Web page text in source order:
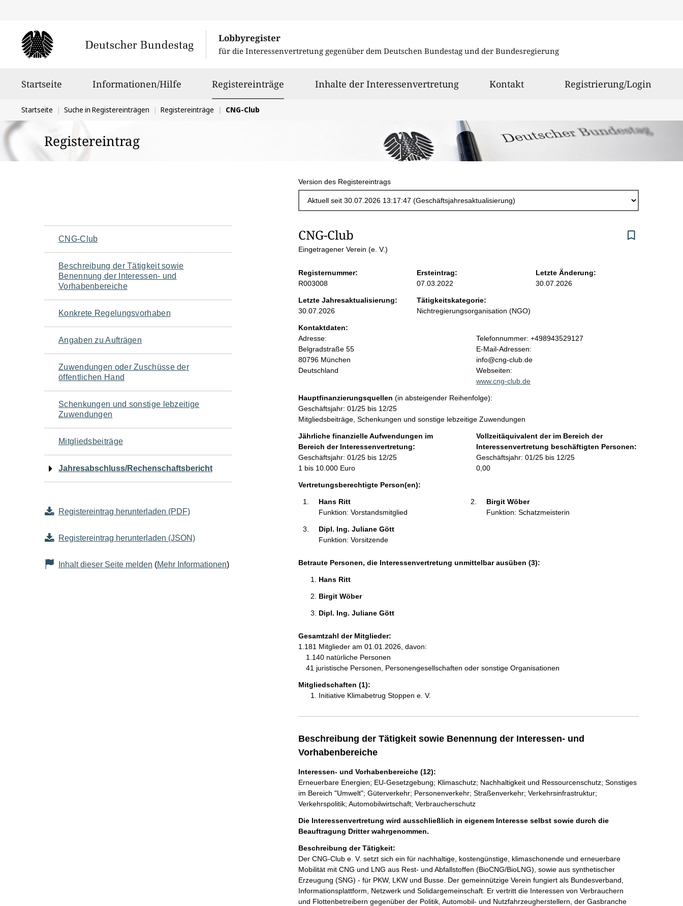
Lobbyregister
für die Interessenvertretung gegenüber dem Deutschen Bundestag und der Bundesregierung
Startseite Informationen/Hilfe Registereinträge ausgewähltInhalte der Interessenvertretung Kontakt Registrierung/Login
Sie
befinden
sich
hier:
Startseite Suche in Registereinträgen Registereinträge CNG-Club
Registereintrag
Version des Registereintrags
Navigation
für
den
Seiteninhalt
CNG-Club
Beschreibung der Tätigkeit sowie
Benennung der Interessen- und
Vorhabenbereiche
Konkrete Regelungsvorhaben
Angaben zu Aufträgen
Zuwendungen oder Zuschüsse der
öffentlichen Hand
Schenkungen und sonstige lebzeitige
Zuwendungen
Mitgliedsbeiträge
Jahresabschluss/Rechenschaftsbericht
Registereintrag herunterladen (PDF)
Registereintrag herunterladen (JSON)
Inhalt dieser Seite melden (Mehr Informationen)
S
i
t
e
n
i
n
h
a
l
CNG-Club
Eingetragener Verein (e. V.)
Registernummer:
R003008
Ersteintrag:
07.03.2022
Letzte Änderung:
30.07.2026
Letzte Jahresaktualisierung:
30.07.2026
Tätigkeitskategorie:
Nichtregierungsorganisation (NGO)
Kontaktdaten:
Adresse:
Belgradstraße 55
80796 München
Deutschland
K
o
n
t
a
t
n
f
o
r
m
Telefonnummer: +498943529127
E-Mail-Adressen:
info@cng-club.de
Webseiten:
www.cng-club.de
Hauptfinanzierungsquellen (in absteigender Reihenfolge):
Geschäftsjahr: 01/25 bis 12/25
Mitgliedsbeiträge, Schenkungen und sonstige lebzeitige Zuwendungen
Jährliche finanzielle Aufwendungen im
Bereich der Interessenvertretung:
Geschäftsjahr: 01/25 bis 12/25
1 bis 10.000 Euro
Vollzeitäquivalent der im Bereich der
Interessenvertretung beschäftigten Personen:
Geschäftsjahr: 01/25 bis 12/25
0,00
Vertretungsberechtigte Person(en):
Hans Ritt
Funktion: Vorstandsmitglied
Birgit Wöber
Funktion: Schatzmeisterin
Dipl. Ing. Juliane Gött
Funktion: Vorsitzende
Betraute Personen, die Interessenvertretung unmittelbar ausüben (3):
Hans Ritt
Birgit Wöber
Dipl. Ing. Juliane Gött
Gesamtzahl der Mitglieder:
1.181 Mitglieder am 01.01.2026, davon:
1.140 natürliche Personen
41 juristische Personen, Personengesellschaften oder sonstige Organisationen
Mitgliedschaften (1):
Initiative Klimabetrug Stoppen e. V.
Beschreibung der Tätigkeit sowie Benennung der Interessen- und
Vorhabenbereiche
Interessen- und Vorhabenbereiche (12):
Erneuerbare Energien; EU-Gesetzgebung; Klimaschutz; Nachhaltigkeit und Ressourcenschutz; Sonstiges
im Bereich "Umwelt"; Güterverkehr; Personenverkehr; Straßenverkehr; Verkehrsinfrastruktur;
Verkehrspolitik; Automobilwirtschaft; Verbraucherschutz
Die Interessenvertretung wird ausschließlich in eigenem Interesse selbst sowie durch die
Beauftragung Dritter wahrgenommen.
Beschreibung der Tätigkeit:
Der CNG-Club e. V. setzt sich ein für nachhaltige, kostengünstige, klimaschonende und erneuerbare
Mobilität mit CNG und LNG aus Rest- und Abfallstoffen (BioCNG/BioLNG), sowie aus synthetischer
Erzeugung (SNG) - für PKW, LKW und Busse. Der gemeinnützige Verein fungiert als Bundesverband,
Informationsplattform, Netzwerk und Solidargemeinschaft. Er vertritt die Interessen von Verbrauchern
und Flottenbetreibern gegenüber der Politik, Automobil- und Nutzfahrzeugherstellern, der Gasbranche